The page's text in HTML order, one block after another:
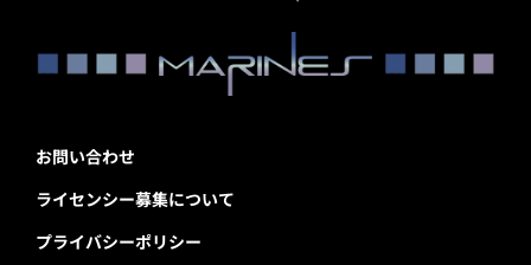
お問い合わせ
ライセンシー募集について
プライバシーポリシー